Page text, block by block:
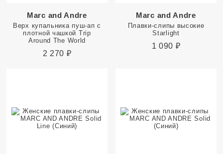
Marc and Andre
Верх купальника пуш-ап с
плотной чашкой Trip
Around The World
2 270 ₽
Marc and Andre
Плавки-слипы высокие
Starlight
1 090 ₽